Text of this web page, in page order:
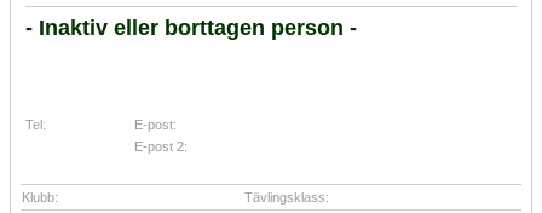
- Inaktiv eller borttagen person -
Tel:
E-post:
E-post 2:
Klubb: Tävlingsklass: